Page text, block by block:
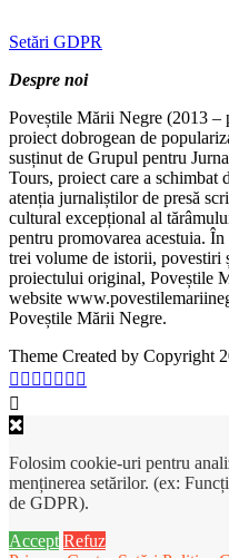
Setări GDPR
Despre noi
Poveștile Mării Negre (2013 –
proiect dobrogean de
susținut de Grupul pentru
Tours, proiect care a schimbat
atenția jurnaliștilor de presă
cultural excepțional al
pentru promovarea acestuia.
trei volume de istorii, povestiri
proiectului original, Poveștile
website
Poveștile Mării Negre.
Theme Created by Copyright
Folosim cookie-uri pentru
menținerea setărilor. (ex:
de GDPR).
Accept Refuz